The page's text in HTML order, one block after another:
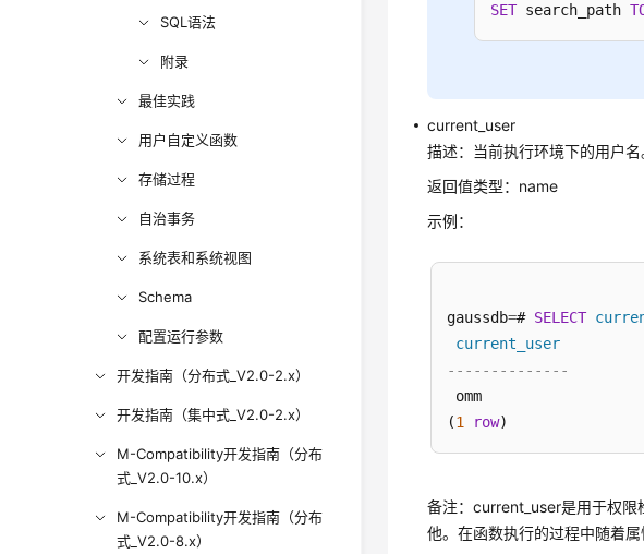
SQL语法
附录
最佳实践
用户自定义函数
存储过程
自治事务
系统表和系统视图
Schema
配置运行参数
开发指南（分布式_V2.0-2.x）
开发指南（集中式_V2.0-2.x）
M-Compatibility开发指南（分布
式_V2.0-10.x）
M-Compatibility开发指南（分布
式_V2.0-8.x）
SET search_path
current_user
描述：当前执行环境下的用户名
返回值类型：name
示例：
gaussdb=# SELECT
current_user
--------------
omm
(1 row
备注：current_user是用于权限
他。在函数执行的过程中随着属